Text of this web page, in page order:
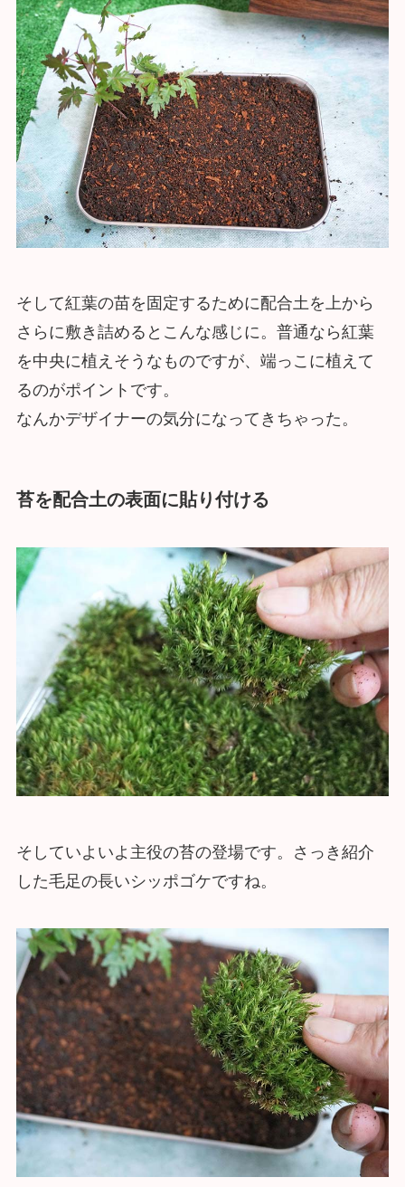
そして紅葉の苗を固定するために配合土を上から
さらに敷き詰めるとこんな感じに。普通なら紅葉
を中央に植えそうなものですが、端っこに植えて
るのがポイントです。
なんかデザイナーの気分になってきちゃった。
苔を配合土の表面に貼り付ける
そしていよいよ主役の苔の登場です。さっき紹介
した毛足の長いシッポゴケですね。